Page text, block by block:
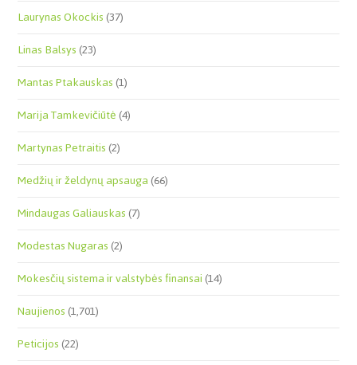
Laurynas Okockis(37)
Linas Balsys(23)
Mantas Ptakauskas(1)
Marija Tamkevičiūtė(4)
Martynas Petraitis(2)
Medžių ir želdynų apsauga(66)
Mindaugas Galiauskas(7)
Modestas Nugaras(2)
Mokesčių sistema ir valstybės finansai(14)
Naujienos(1,701)
Peticijos(22)